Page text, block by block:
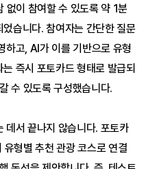
없이 참여할 수 있도록 약 1분
습니다. 참여자는 간단한 질문
하고, AI가 이를 기반으로 유형
즉시 포토카드 형태로 발급되
수 있도록 구성했습니다.
데서 끝나지 않습니다. 포토카
형별 추천 관광 코스로 연결